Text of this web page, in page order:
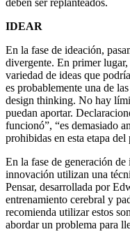
IDEAR
En la fase de ideación,
divergente. En primer
variedad de ideas que
es probablemente una de
design thinking. No hay
puedan aportar.
funcionó”, “es demasiado
prohibidas en esta etapa
En la fase de generación de
innovación utilizan una
Pensar, desarrollada por
entrenamiento cerebral y
recomienda utilizar estos
abordar un problema para